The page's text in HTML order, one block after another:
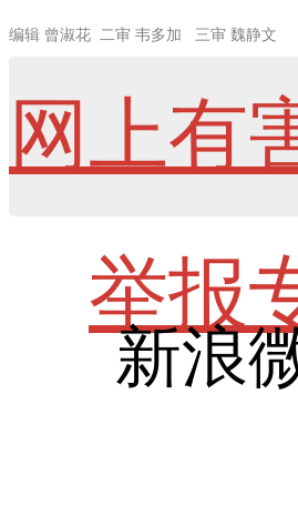
编辑 曾淑花 二审 韦多加 三审 魏静文
网上有
举报
新浪